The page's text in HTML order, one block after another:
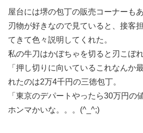
屋台には堺の包丁の販売コーナーもあ
刃物が好きなので見ていると、接客
てきて色々説明してくれた。
私の牛刀はかぼちゃを切ると刃こぼ
「押し切りに向いているこれなんか
れたのは2万4千円の三徳包丁。
「東京のデパートやったら30万円の
ホンマかいな。。。(^_^;)